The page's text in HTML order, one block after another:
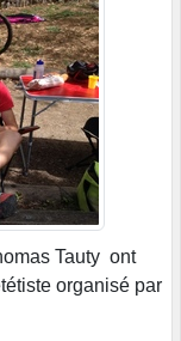
Tauty ont
organisé par